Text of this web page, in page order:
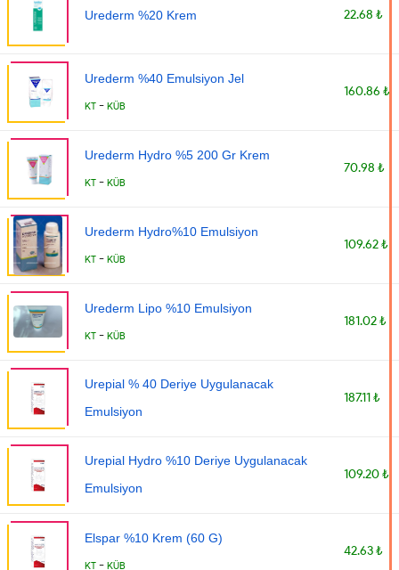
Urederm %20 Krem 22.68 ₺
Urederm %40 Emulsiyon Jel
KT - KÜB
160.86 ₺
Urederm Hydro %5 200 Gr Krem
KT - KÜB
70.98 ₺
Urederm Hydro%10 Emulsiyon
KT - KÜB
109.62 ₺
Urederm Lipo %10 Emulsiyon
KT - KÜB
181.02 ₺
Urepial % 40 Deriye Uygulanacak
Emulsiyon
187.11 ₺
Urepial Hydro %10 Deriye Uygulanacak
Emulsiyon
109.20 ₺
Elspar %10 Krem (60 G)
KT - KÜB
42.63 ₺